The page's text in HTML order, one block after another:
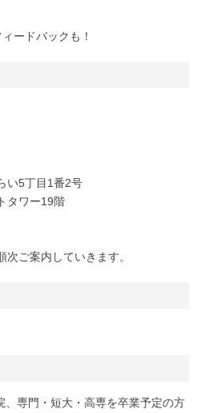
ードバックも！
い5丁目1番2号
タワー19階
ご案内していきます。
専門・短大・高専を卒業予定の方